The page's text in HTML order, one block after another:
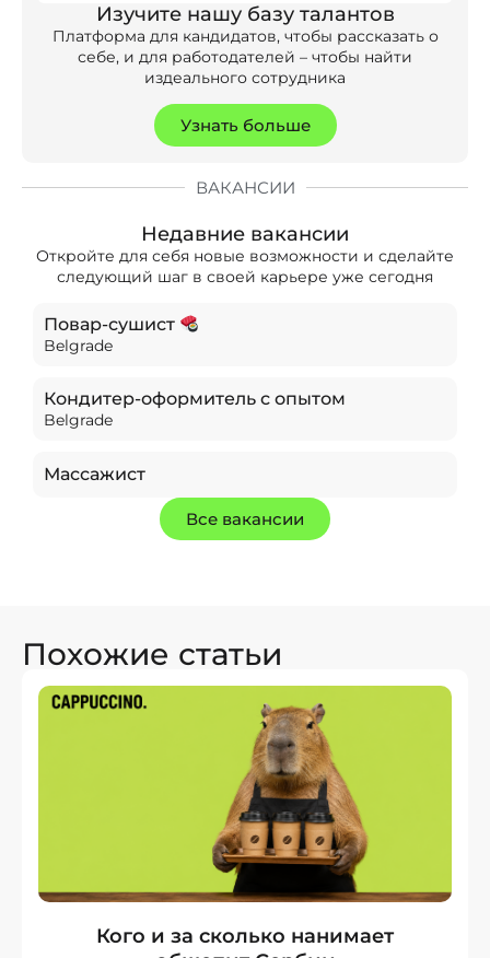
Изучите нашу базу талантов
Платформа для кандидатов, чтобы рассказать о
себе, и для работодателей – чтобы найти
издеального сотрудника
Узнать больше
ВАКАНСИИ
Недавние вакансии
Откройте для себя новые возможности и сделайте
следующий шаг в своей карьере уже сегодня
Повар-сушист
Belgrade
Кондитер-оформитель с опытом
Belgrade
Массажист
Все вакансии
Похожие статьи
Кого и за сколько нанимает